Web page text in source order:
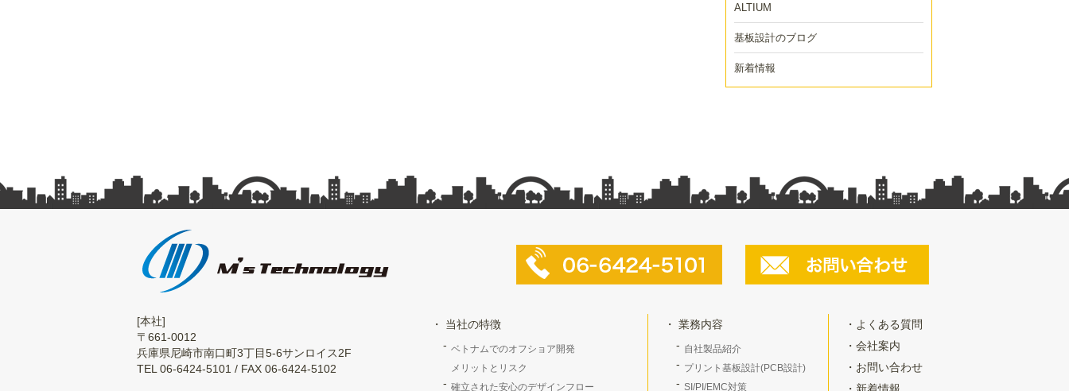
ALTIUM
基板設計のブログ
新着情報
[本社]
〒661-0012
兵庫県尼崎市南口町3丁目5-6サンロイス2F
TEL 06-6424-5101 / FAX 06-6424-5102
当社の特徴
ベトナムでのオフショア開発
メリットとリスク
確立された安心のデザインフロー
業務内容
自社製品紹介
プリント基板設計(PCB設計)
SI/PI/EMC対策
よくある質問
会社案内
お問い合わせ